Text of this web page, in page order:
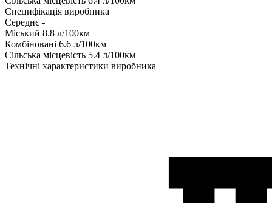
Специфікація виробника
Середнє -
Міський 8.8 л/100км
Комбіновані 6.6 л/100км
Сільська місцевість 5.4 л/100км
Технічні характеристики виробника